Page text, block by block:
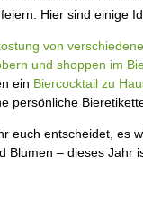
Hier sind einige
von
und shoppen im
ein Biercocktail zu
persönliche
euch entscheidet, es
Blumen – dieses Jahr